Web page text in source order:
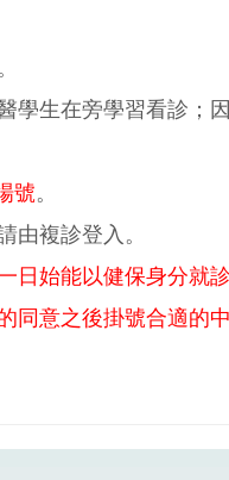
學生在旁學習看診；
號。
由複診登入。
始能以健保身分就
同意之後掛號合適的